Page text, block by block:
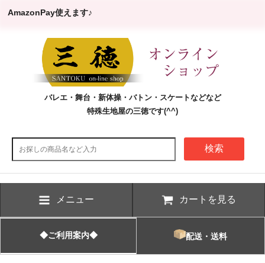
AmazonPay使えます♪
バレエ・舞台・新体操・バトン・スケートなどなど
特殊生地屋の三徳です(^^)
検索
メニュー カートを見る
◆ご利用案内◆ 配送・送料